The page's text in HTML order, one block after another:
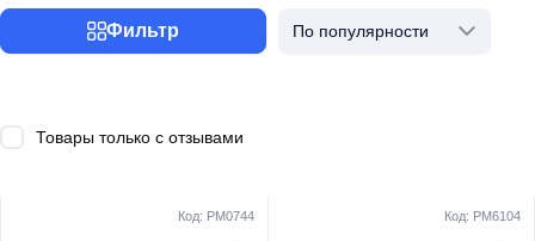
Фильтр По популярности
Товары только с отзывами
Код: PM0744 Код: PM6104